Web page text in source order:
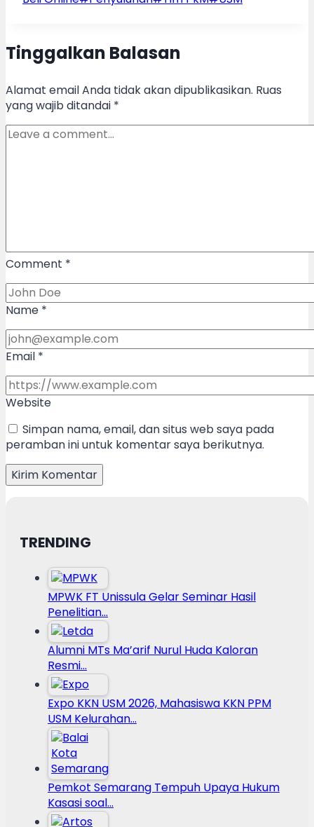
Tinggalkan Balasan
Alamat email Anda tidak akan dipublikasikan. Ruas
yang wajib ditandai *
Comment *
Name *
Email *
Website
Simpan nama, email, dan situs web saya pada
peramban ini untuk komentar saya berikutnya.
TRENDING
MPWK FT Unissula Gelar Seminar Hasil
Penelitian…
Alumni MTs Ma’arif Nurul Huda Kaloran
Resmi…
Expo KKN USM 2026, Mahasiswa KKN PPM
USM Kelurahan…
Pemkot Semarang Tempuh Upaya Hukum
Kasasi soal…